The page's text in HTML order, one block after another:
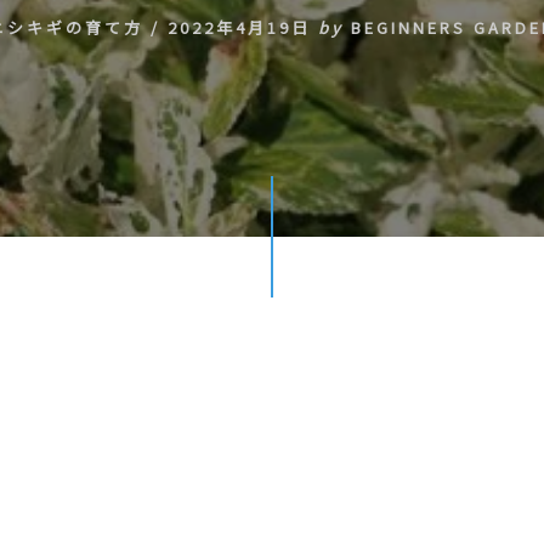
シキギの育て方/ 2022年4月19日 by BEGINNERS